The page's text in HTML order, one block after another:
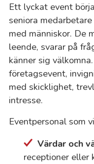
Ett lyckat event
seniora
med människor. De
leende, svarar på
känner sig
företagsevent,
med skicklighet,
intresse.
Eventpersonal som
Värdar och
receptioner eller